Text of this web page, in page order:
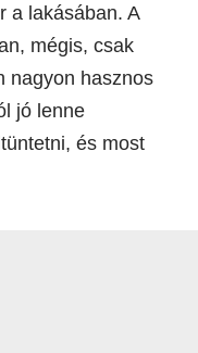
a lakásában. A
mégis, csak
nagyon hasznos
jó lenne
és most